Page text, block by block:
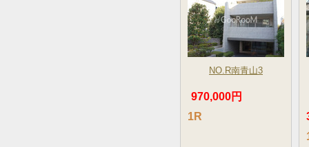
NO.R南青山3
970,000円
1R